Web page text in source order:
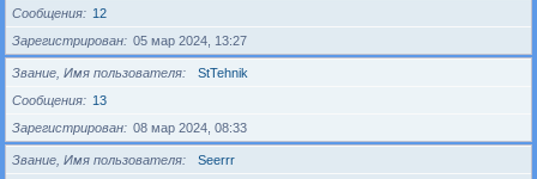
Сообщения
12
Зарегистрирован
05 мар 2024, 13:27
Звание, Имя пользователя
StTehnik
Сообщения
13
Зарегистрирован
08 мар 2024, 08:33
Звание, Имя пользователя
Seerrr